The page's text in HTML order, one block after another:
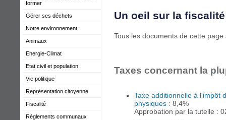
former
Gérer ses déchets
Notre environnement
Animaux
Energie-Climat
Etat civil et population
Vie politique
Représentation citoyenne
Fiscalité
Règlements communaux
Un oeil sur la
Tous les documents de cette page
Taxes concernant la
Taxe additionnelle à l'impôt
physiques : 8,4%
Approbation par la tutelle :